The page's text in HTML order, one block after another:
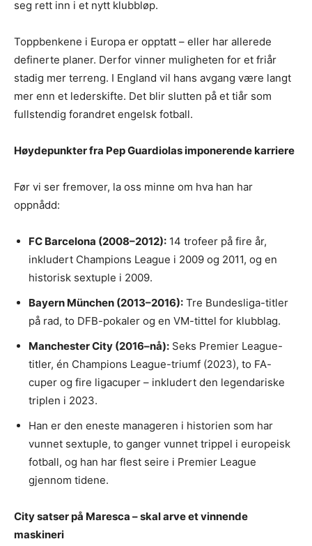
seg rett inn i et nytt klubbløp.
Toppbenkene i Europa er opptatt – eller har allerede
definerte planer. Derfor vinner muligheten for et friår
stadig mer terreng. I England vil hans avgang være langt
mer enn et lederskifte. Det blir slutten på et tiår som
fullstendig forandret engelsk fotball.
Høydepunkter fra Pep Guardiolas imponerende karriere
Før vi ser fremover, la oss minne om hva han har
oppnådd:
FC Barcelona (2008–2012): 14 trofeer på fire år,
inkludert Champions League i 2009 og 2011, og en
historisk sextuple i 2009.
Bayern München (2013–2016): Tre Bundesliga-titler
på rad, to DFB-pokaler og en VM-tittel for klubblag.
Manchester City (2016–nå): Seks Premier League-
titler, én Champions League-triumf (2023), to FA-
cuper og fire ligacuper – inkludert den legendariske
triplen i 2023.
Han er den eneste manageren i historien som har
vunnet sextuple, to ganger vunnet trippel i europeisk
fotball, og han har flest seire i Premier League
gjennom tidene.
City satser på Maresca – skal arve et vinnende
maskineri